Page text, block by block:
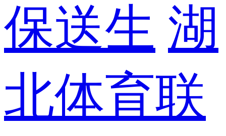
保送生 湖
北体育联